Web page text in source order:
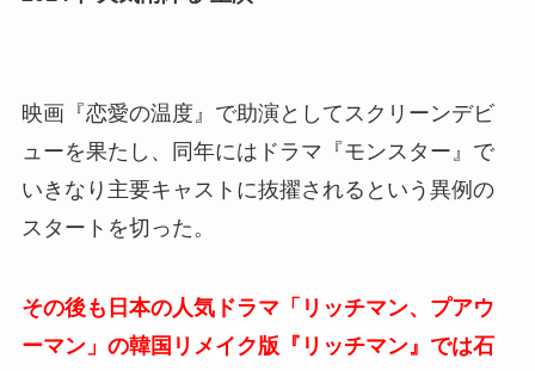
映画『恋愛の温度』で助演としてスクリーンデビ
ューを果たし、同年にはドラマ『モンスター』で
いきなり主要キャストに抜擢されるという異例の
スタートを切った。
その後も日本の人気ドラマ「リッチマン、プアウ
ーマン」の韓国リメイク版『リッチマン』では石